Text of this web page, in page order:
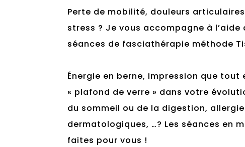
Perte de mobilité, douleurs
stress ? Je vous accompagne à
séances de fasciathérapie méthode
Énergie en berne, impression que
« plafond de verre » dans votre
du sommeil ou de la digestion,
dermatologiques, …? Les séances en
faites pour vous !